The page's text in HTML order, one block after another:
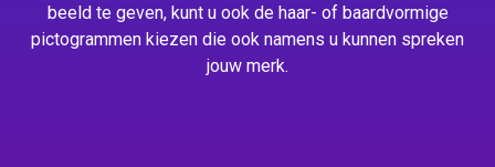
beeld te geven, kunt u ook de haar- of baardvormige
pictogrammen kiezen die ook namens u kunnen spreken
jouw merk.